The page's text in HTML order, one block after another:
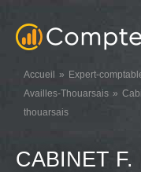
Accueil Expert-
Availles-Thouarsais
thouarsais
CABINET F.